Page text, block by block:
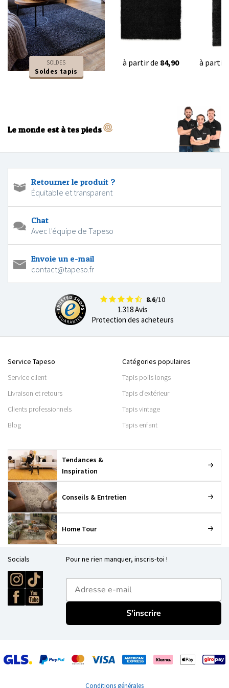
SOLDES
Soldes tapis
à partir de 84,90 à partir
Le monde est à tes pieds
Retourner le produit ?
Équitable et transparent
Chat
Avec l'équipe de Tapeso
Envoie un e-mail
contact@tapeso.fr
8.6/10
1.318 Avis
Protection des acheteurs
Service Tapeso
Service client
Livraison et retours
Clients professionnels
Blog
Catégories populaires
Tapis poils longs
Tapis d’extérieur
Tapis vintage
Tapis enfant
Tendances &
Inspiration
Conseils & Entretien
Home Tour
Socials Pour ne rien manquer, inscris-toi !
E-mailadres
S'inscrire
Conditions générales